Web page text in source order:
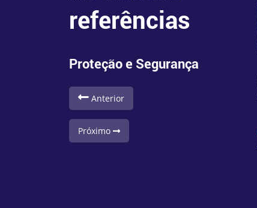
referências
Proteção e Segurança
Anterior
Próximo
Edifícios Administrativos
Plano de Segurança
Luanda, Angola